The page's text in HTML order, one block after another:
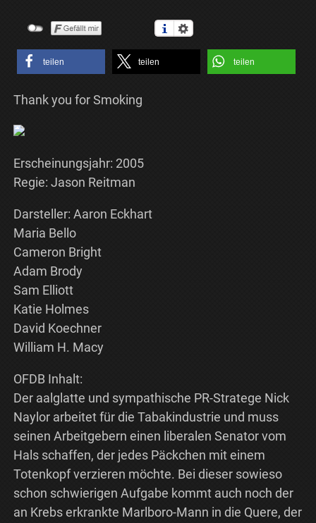
teilen teilen teilen
Thank you for Smoking
Erscheinungsjahr: 2005
Regie: Jason Reitman
Darsteller: Aaron Eckhart
Maria Bello
Cameron Bright
Adam Brody
Sam Elliott
Katie Holmes
David Koechner
William H. Macy
OFDB Inhalt:
Der aalglatte und sympathische PR-Stratege Nick
Naylor arbeitet für die Tabakindustrie und muss
seinen Arbeitgebern einen liberalen Senator vom
Hals schaffen, der jedes Päckchen mit einem
Totenkopf verzieren möchte. Bei dieser sowieso
schon schwierigen Aufgabe kommt auch noch der
an Krebs erkrankte Marlboro-Mann in die Quere, der